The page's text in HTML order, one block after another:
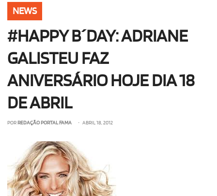
NEWS
#HAPPY B´DAY: ADRIANE
GALISTEU FAZ
ANIVERSÁRIO HOJE DIA 18
DE ABRIL
POR REDAÇÃO PORTAL FAMA • ABRIL 18, 2012